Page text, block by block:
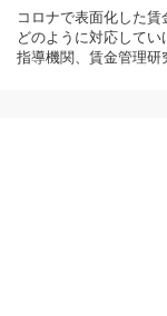
コロナで表面化した
どのように対応して
指導機関、賃金管理研